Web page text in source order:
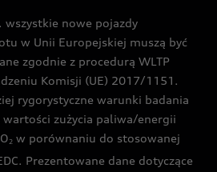
wszystkie nowe pojazdy
w Unii Europejskiej muszą być
zgodnie z procedurą WLTP
Komisji (UE) 2017/1151.
rygorystyczne warunki badania
zużycia paliwa/energii
2 w porównaniu do stosowanej
Prezentowane dane dotyczące